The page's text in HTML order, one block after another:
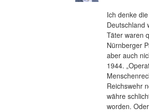
Ich denke
Deutschland
Täter waren
Nürnberger
aber auch
1944.
Reichswehr
währe
worden.